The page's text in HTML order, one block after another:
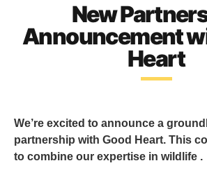
New
Announcement
Heart
We’re excited to announce a
partnership with Good Heart. This
to combine our expertise in wildlife .